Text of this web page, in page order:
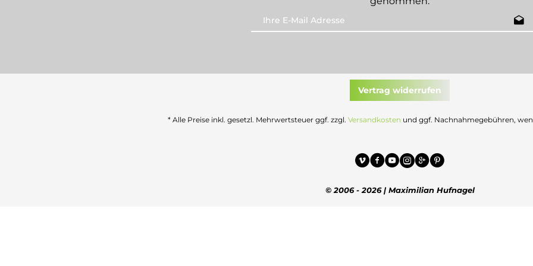
Vertrag widerrufen
* Alle Preise inkl. gesetzl. Mehrwertsteuer ggf. zzgl. Versandkosten und ggf. Nachnahmegebühren,
© 2006 - 2026 | Maximilian Hufnagel